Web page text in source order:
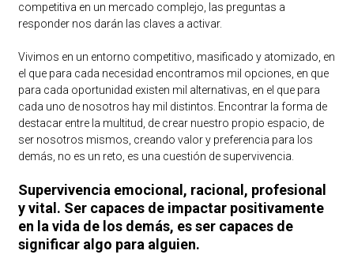
competitiva en un mercado complejo, las preguntas a
responder nos darán las claves a activar.
Vivimos en un entorno competitivo, masificado y atomizado, en
el que para cada necesidad encontramos mil opciones, en que
para cada oportunidad existen mil alternativas, en el que para
cada uno de nosotros hay mil distintos. Encontrar la forma de
destacar entre la multitud, de crear nuestro propio espacio, de
ser nosotros mismos, creando valor y preferencia para los
demás, no es un reto, es una cuestión de supervivencia.
Supervivencia emocional, racional, profesional
y vital. Ser capaces de impactar positivamente
en la vida de los demás, es ser capaces de
significar algo para alguien.